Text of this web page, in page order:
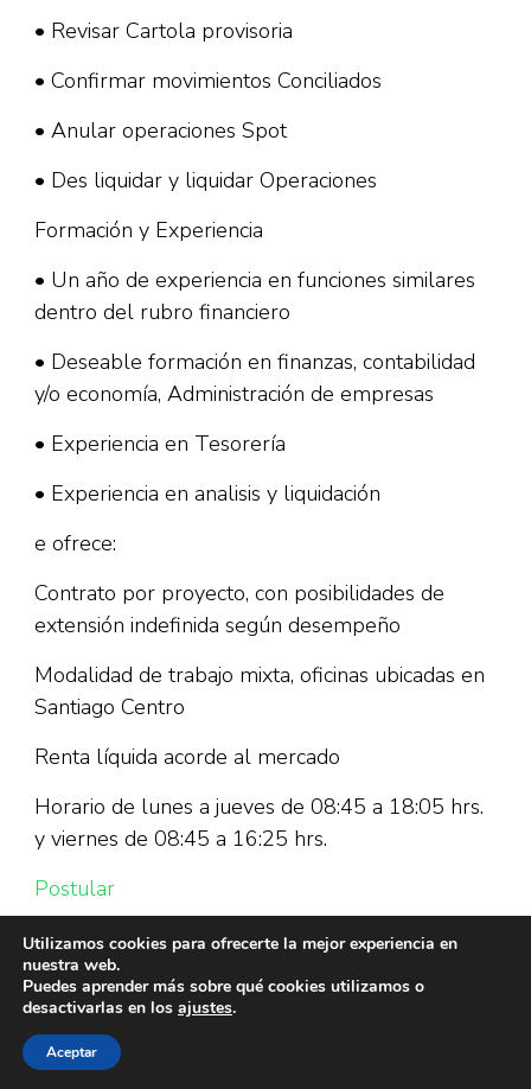
• Revisar Cartola provisoria
• Confirmar movimientos Conciliados
• Anular operaciones Spot
• Des liquidar y liquidar Operaciones
Formación y Experiencia
• Un año de experiencia en funciones similares
dentro del rubro financiero
• Deseable formación en finanzas, contabilidad
y/o economía, Administración de empresas
• Experiencia en Tesorería
• Experiencia en analisis y liquidación
e ofrece:
Contrato por proyecto, con posibilidades de
extensión indefinida según desempeño
Modalidad de trabajo mixta, oficinas ubicadas en
Santiago Centro
Renta líquida acorde al mercado
Horario de lunes a jueves de 08:45 a 18:05 hrs.
y viernes de 08:45 a 16:25 hrs.
Postular
Utilizamos cookies para ofrecerte la mejor experiencia en
nuestra web.
Puedes aprender más sobre qué cookies utilizamos o
desactivarlas en los ajustes.
Aceptar